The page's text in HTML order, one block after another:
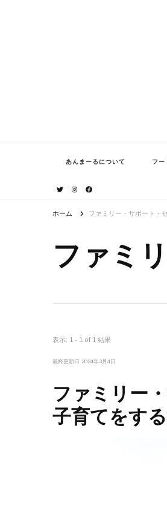
あんまーるについて フー
ホーム ファミリー・サポート・
ファミ
表示: 1 - 1 of 1 結果
最終更新日 2024年3月4日
ファミリー
子育てをす